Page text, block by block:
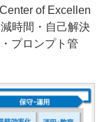
of Excellen
時間・自己解決
プロンプト管